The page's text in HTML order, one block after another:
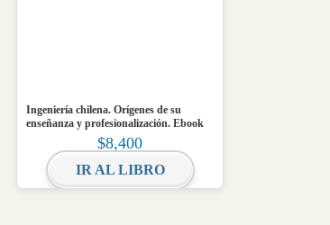
Ingeniería chilena. Orígenes de su
enseñanza y profesionalización. Ebook
$8,400
IR AL LIBRO